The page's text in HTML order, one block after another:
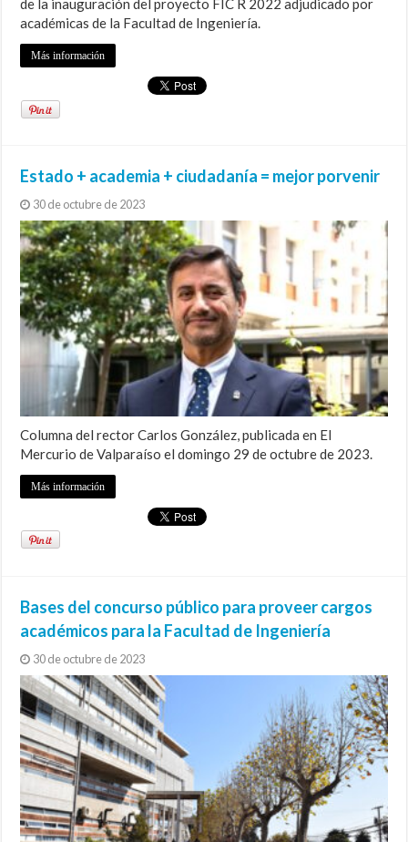
de la inauguración del proyecto FIC R 2022 adjudicado por
académicas de la Facultad de Ingeniería.
Más información
Estado + academia + ciudadanía = mejor porvenir
30 de octubre de 2023
Columna del rector Carlos González, publicada en El
Mercurio de Valparaíso el domingo 29 de octubre de 2023.
Más información
Bases del concurso público para proveer cargos
académicos para la Facultad de Ingeniería
30 de octubre de 2023